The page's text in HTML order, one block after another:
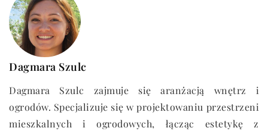
Dagmara Szulc
Dagmara Szulc zajmuje się aranżacją wnętrz i
ogrodów. Specjalizuje się w projektowaniu przestrzeni
mieszkalnych i ogrodowych, łącząc estetykę z